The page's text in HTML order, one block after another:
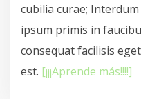
cubilia curae;
ipsum primis in
consequat facilisis
est. [¡¡¡Aprende más!!!!]